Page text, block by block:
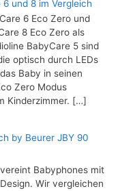
und 8 im Vergleich
6 Eco Zero und
8 Eco Zero als
BabyCare 5 sind
optisch durch LEDs
Baby in seinen
Zero Modus
Kinderzimmer. […]
by Beurer JBY 90
Babyphones mit
Wir vergleichen